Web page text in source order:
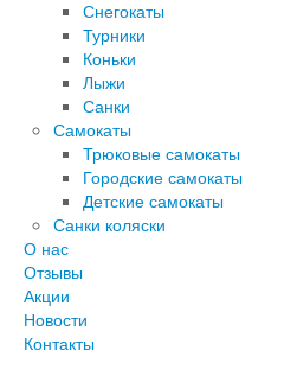
Снегокаты
Турники
Коньки
Лыжи
Санки
Самокаты
Трюковые самокаты
Городские самокаты
Детские самокаты
Санки коляски
О нас
Отзывы
Акции
Новости
Контакты